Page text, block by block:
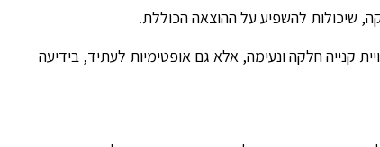
שיכולות להשפיע על ההוצאה הכוללת.
קנייה חלקה ונעימה, אלא גם אופטימיות לעתיד, בידיעה